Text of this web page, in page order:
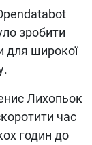
зробити
для широкої
Лихопьок
час
годин до